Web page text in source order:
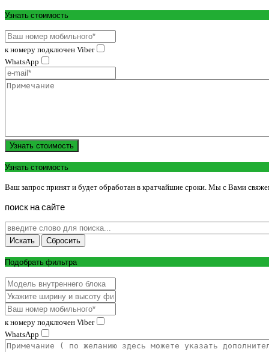
Узнать стоимость
к номеру подключен Viber
WhatsApp
Узнать стоимость
Узнать стоимость
Ваш запрос принят и будет обработан в кратчайшие сроки. Мы с Вами
поиск насайте
Подобрать фильтра
к номеру подключен Viber
WhatsApp